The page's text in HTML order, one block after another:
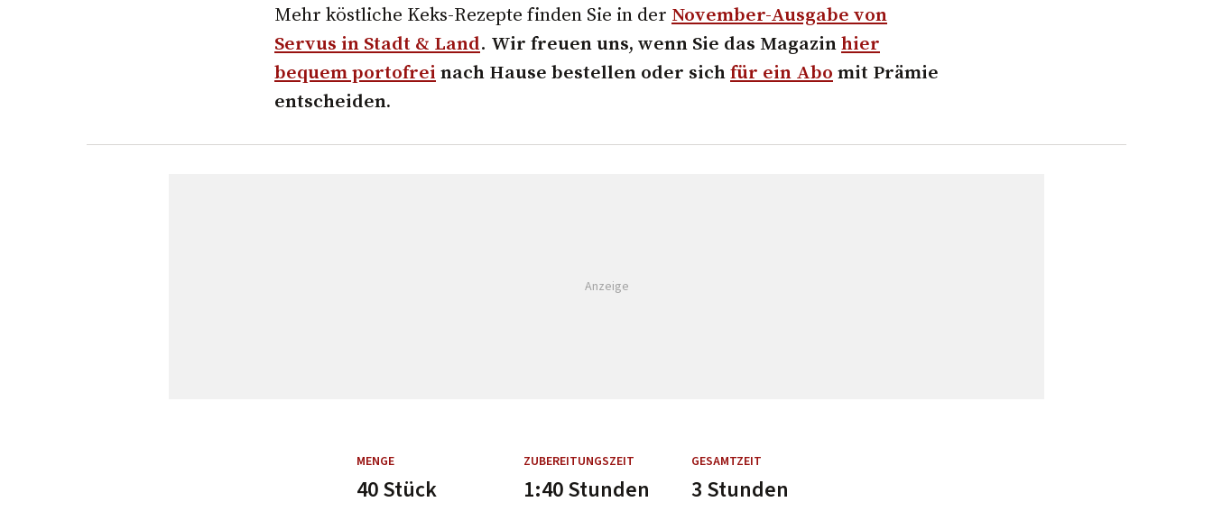
Mehr köstliche Keks-Rezepte finden Sie in der November-Ausgabe von
Servus in Stadt & Land. Wir freuen uns, wenn Sie das Magazinhier
bequem portofrei nach Hause bestellen oder sichfür ein Abo mit Prämie
entscheiden.
Anzeige
MENGE ZUBEREITUNGSZEIT GESAMTZEIT
40 Stück 1:40 Stunden 3 Stunden